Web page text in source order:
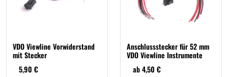
VDO Viewline Vorwiderstand
mit Stecker
5,90 €
Anschlussstecker für 52 mm
VDO Viewline Instrumente
ab 4,50 €